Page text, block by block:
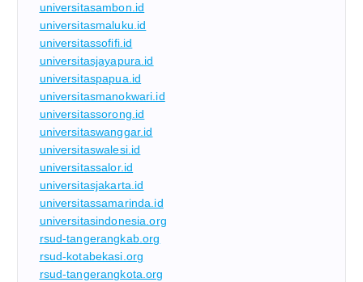
universitasambon.id
universitasmaluku.id
universitassofifi.id
universitasjayapura.id
universitaspapua.id
universitasmanokwari.id
universitassorong.id
universitaswanggar.id
universitaswalesi.id
universitassalor.id
universitasjakarta.id
universitassamarinda.id
universitasindonesia.org
rsud-tangerangkab.org
rsud-kotabekasi.org
rsud-tangerangkota.org